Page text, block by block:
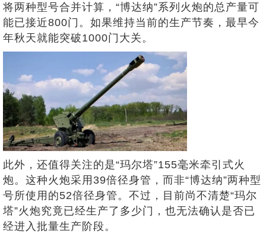
将两种型号合并计算，“博达纳”系列火炮的总产量可
能已接近800门。如果维持当前的生产节奏，最早今
年秋天就能突破1000门大关。
此外，还值得关注的是“玛尔塔”155毫米牵引式火
炮。这种火炮采用39倍径身管，而非“博达纳”两种型
号所使用的52倍径身管。不过，目前尚不清楚“玛尔
塔”火炮究竟已经生产了多少门，也无法确认是否已
经进入批量生产阶段。